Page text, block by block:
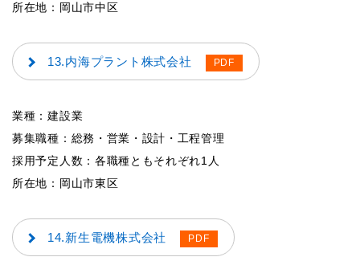
所在地：岡山市中区
13.内海プラント株式会社
業種：建設業
募集職種：総務・営業・設計・工程管理
採用予定人数：各職種ともそれぞれ1人
所在地：岡山市東区
14.新生電機株式会社